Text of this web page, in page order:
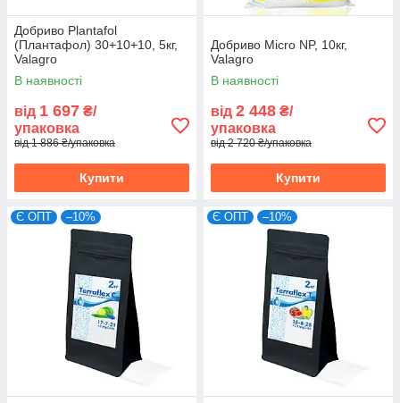
Добриво Plantafol
(Плантафол) 30+10+10, 5кг,
Valagro
В наявності
від 1 697 ₴/
упаковка
від 1 886 ₴/упаковка
Купити
Добриво Micro NP, 10кг,
Valagro
В наявності
від 2 448 ₴/
упаковка
від 2 720 ₴/упаковка
Купити
Є ОПТ –10% Є ОПТ –10%